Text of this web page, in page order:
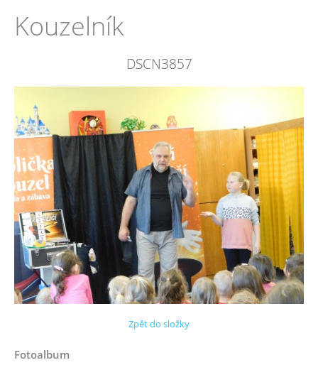
Kouzelník
DSCN3857
Zpět do složky
Fotoalbum